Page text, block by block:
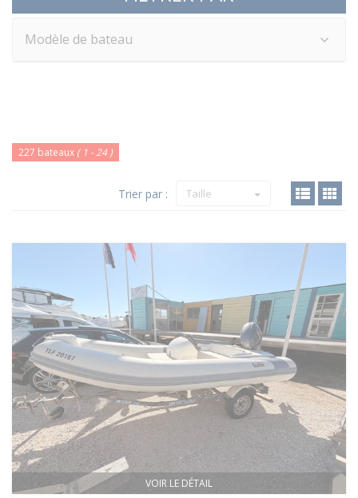
Modèle de bateau
227 bateaux ( 1 - 24 )
Trier par : Taille
VOIR LE DÉTAIL